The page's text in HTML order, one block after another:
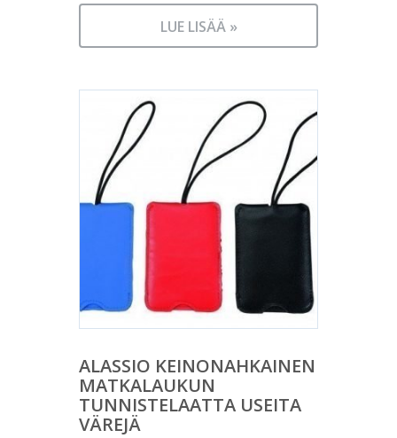
LUE LISÄÄ »
ALASSIO KEINONAHKAINEN
MATKALAUKUN
TUNNISTELAATTA USEITA
VÄREJÄ